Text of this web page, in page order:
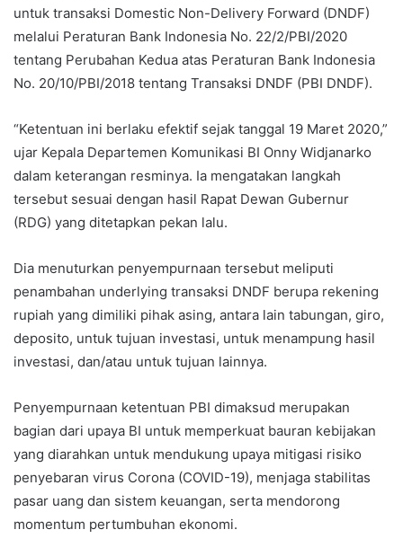
untuk transaksi Domestic Non-Delivery Forward (DNDF)
melalui Peraturan Bank Indonesia No. 22/2/PBI/2020
tentang Perubahan Kedua atas Peraturan Bank Indonesia
No. 20/10/PBI/2018 tentang Transaksi DNDF (PBI DNDF).
“Ketentuan ini berlaku efektif sejak tanggal 19 Maret 2020,”
ujar Kepala Departemen Komunikasi BI Onny Widjanarko
dalam keterangan resminya. Ia mengatakan langkah
tersebut sesuai dengan hasil Rapat Dewan Gubernur
(RDG) yang ditetapkan pekan lalu.
Dia menuturkan penyempurnaan tersebut meliputi
penambahan underlying transaksi DNDF berupa rekening
rupiah yang dimiliki pihak asing, antara lain tabungan, giro,
deposito, untuk tujuan investasi, untuk menampung hasil
investasi, dan/atau untuk tujuan lainnya.
Penyempurnaan ketentuan PBI dimaksud merupakan
bagian dari upaya BI untuk memperkuat bauran kebijakan
yang diarahkan untuk mendukung upaya mitigasi risiko
penyebaran virus Corona (COVID-19), menjaga stabilitas
pasar uang dan sistem keuangan, serta mendorong
momentum pertumbuhan ekonomi.